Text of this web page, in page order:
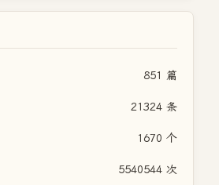
851 篇
21324 条
1670 个
5540544 次